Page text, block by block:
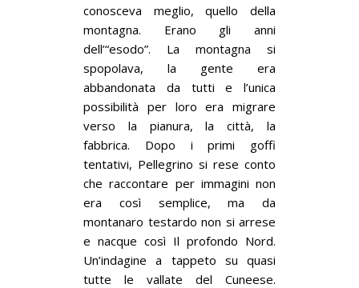
conosceva meglio, quello della
montagna. Erano gli anni
dell’“esodo”. La montagna si
spopolava, la gente era
abbandonata da tutti e l’unica
possibilità per loro era migrare
verso la pianura, la città, la
fabbrica. Dopo i primi goffi
tentativi, Pellegrino si rese conto
che raccontare per immagini non
era così semplice, ma da
montanaro testardo non si arrese
e nacque così Il profondo Nord.
Un’indagine a tappeto su quasi
tutte le vallate del Cuneese.